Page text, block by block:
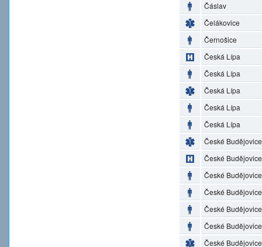
Čáslav
Čelákovice
Černošice
Česká Lípa
Česká Lípa
Česká Lípa
Česká Lípa
Česká Lípa
České Budějovice
České Budějovice
České Budějovice
České Budějovice
České Budějovice
České Budějovice
České Budějovice